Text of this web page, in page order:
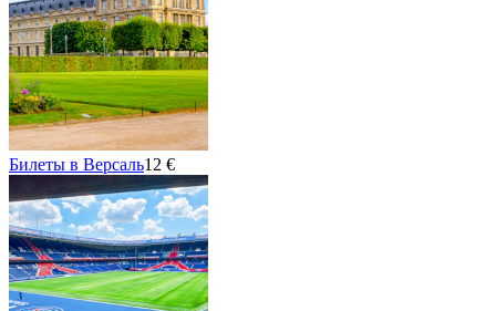
Билеты в Версаль12 €